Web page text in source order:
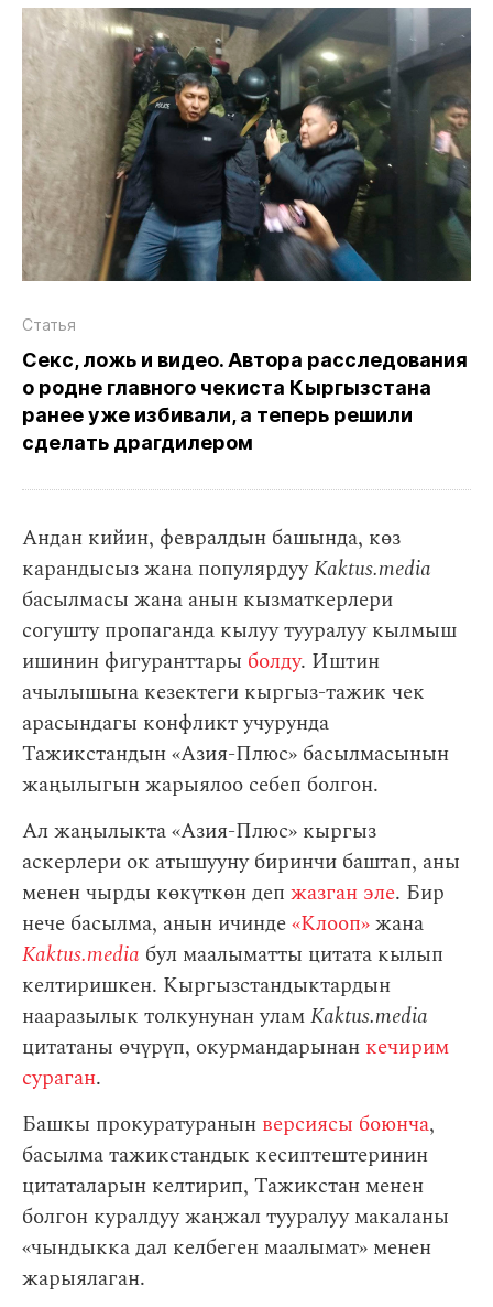
Статья
Секс, ложь и видео. Автора расследования
о родне главного чекиста Кыргызстана
ранее уже избивали, а теперь решили
сделать драгдилером
Андан кийин, февралдын башында, көз
карандысыз жана популярдууKaktus.media
басылмасы жана анын кызматкерлери
согушту пропаганда кылуу тууралуу кылмыш
ишинин фигуранттары болду. Иштин
ачылышына кезектеги кыргыз-тажик чек
арасындагы конфликт учурунда
Тажикстандын «Азия-Плюс» басылмасынын
жаңылыгын жарыялоо себеп болгон.
Ал жаңылыкта «Азия-Плюс» кыргыз
аскерлери ок атышууну биринчи баштап, аны
менен чырды көкүткөн деп жазган эле. Бир
нече басылма, анын ичинде«Клооп»жана
Kaktus.media бул маалыматты цитата кылып
келтиришкен. Кыргызстандыктардын
нааразылык толкунунан уламKaktus.media
цитатаны өчүрүп, окурмандарынан кечирим
сураган.
Башкы прокуратуранын версиясы боюнча,
басылма тажикстандык кесиптештеринин
цитаталарын келтирип, Тажикстан менен
болгон куралдуу жаңжал тууралуу макаланы
«чындыкка дал келбеген маалымат» менен
жарыялаган.